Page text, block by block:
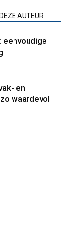
AUTEUR
eenvoudige
en
waardevol